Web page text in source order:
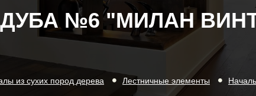
№6 "МИЛАН ВИНТ"
из сухих пород дерева Лестничные элементы